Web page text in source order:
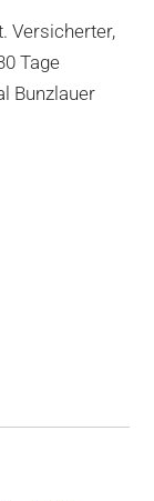
Versicherter,
Tage
Bunzlauer